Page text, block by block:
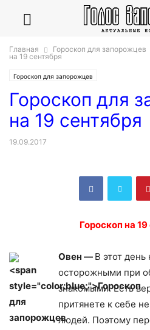
Главная Гороскоп для запорожцев
на 19 сентября
Гороскоп для запорожцев
Гороскоп для
на 19 сентября
19.09.2017
Гороскоп на
Овен — В этот
осторожными при
знакомыми. Есть
притянете к себе
людей. Поэтому